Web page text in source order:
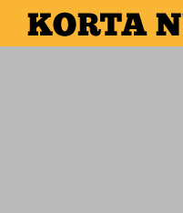
Hoppa
till